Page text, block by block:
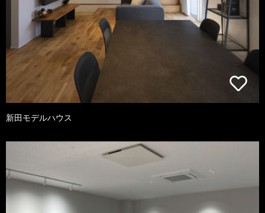
新田モデルハウス